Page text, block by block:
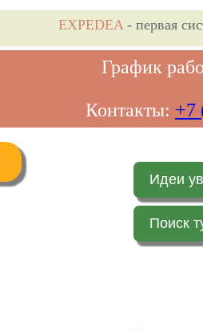
EXPEDEA- первая
График
Контакты: +7
Идеи
Поиск